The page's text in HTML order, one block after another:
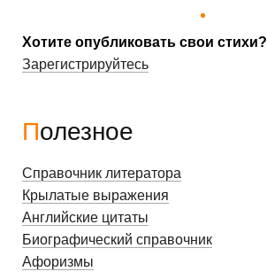
Хотите опубликовать свои стихи?
Зарегистрируйтесь
Полезное
Справочник литератора
Крылатые выражения
Английские цитаты
Биографический справочник
Афоризмы